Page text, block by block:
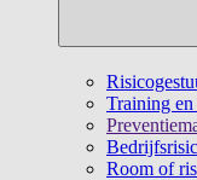
Training
Room of